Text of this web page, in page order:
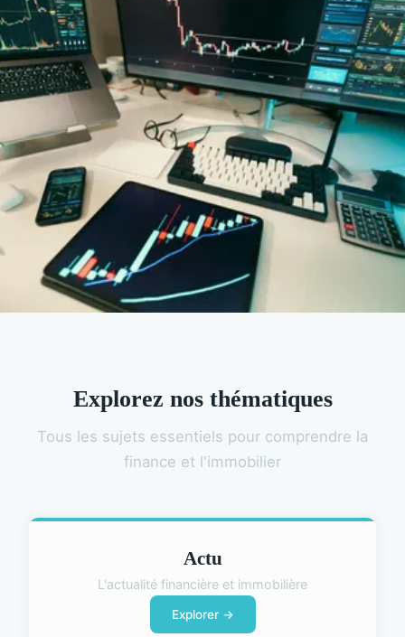
Explorez nos thématiques
Tous les sujets essentiels pour comprendre la
finance et l'immobilier
Actu
L'actualité financière et immobilière
Explorer →